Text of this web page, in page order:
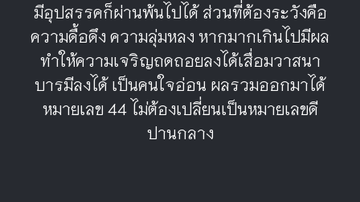
มีอุปสรรคก็ผ่านพ้นไปได้ ส่วนที่ต้องระวังคือ
ความดื้อดึง ความลุ่มหลง หากมากเกินไปมีผล
ทำให้ความเจริญถดถอยลงได้เสื่อมวาสนา
บารมีลงได้ เป็นคนใจอ่อน ผลรวมออกมาได้
หมายเลข 44 ไม่ต้องเปลี่ยนเป็นหมายเลขดี
ปานกลาง